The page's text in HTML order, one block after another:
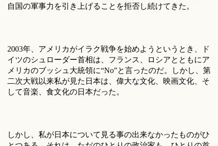
自国の軍事力を引き上げることを拒否し続けてきた。
2003年、アメリカがイラク戦争を始めようというとき、ド
イツのシュローダー首相は、フランス、ロシアとともにア
メリカのブッシュ大統領に“No”と言ったのだ。しかし、第
二次大戦以来私が見た日本は、偉大な文化、映画文化、そ
して音楽、食文化の日本だった。
しかし、私が日本について見る事の出来なかったものがひ